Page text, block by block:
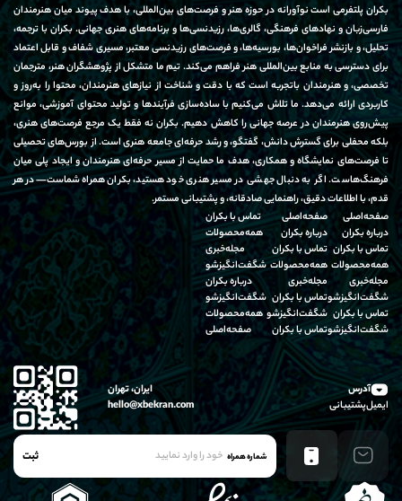
بکران پلتفرمی است نوآورانه در حوزه هنر و فرصت‌های بین‌المللی، با هدف پیوند میان هنرمندان
فارسی‌زبان و نهادهای فرهنگی، گالری‌ها، رزیدنسی‌ها و برنامه‌های هنری جهانی. بکران با ترجمه،
تحلیل، و بازنشر فراخوان‌ها، بورسیه‌ها، و فرصت‌های رزیدنسی معتبر، مسیری شفاف و قابل اعتماد
برای دسترسی به منابع بین‌المللی هنر فراهم می‌کند. تیم ما متشکل از پژوهشگران هنر، مترجمان
تخصصی، و هنرمندان باتجربه است که با دقت و شناخت از نیازهای هنرمندان، محتوا را به‌روز و
کاربردی ارائه می‌دهد. ما تلاش می‌کنیم با ساده‌سازی فرآیندها و تولید محتوای آموزشی، موانع
پیش‌روی هنرمندان در عرصه جهانی را کاهش دهیم. بکران نه فقط یک مرجع فرصت‌های هنری،
بلکه محفلی برای گسترش دانش، گفتگو، و رشد حرفه‌ای جامعه هنری است. از بورس‌های تحصیلی
تا فرصت‌های نمایشگاه و همکاری، هدف ما حمایت از مسیر حرفه‌ای هنرمندان و ایجاد پلی میان
فرهنگ‌هاست. اگر به دنبال جهشی در مسیر هنری خود هستید، بکران همراه شماست—در هر
قدم، با اطلاعات دقیق، راهنمایی صادقانه، و پشتیبانی مستمر.
صفحه‌اصلی
درباره‌ بکران
تماس‌ با‌ بکران
همه‌محصولات
مجله‌خبری
شگفت‌انگیز‌شو
تماس‌ با‌ بکران
شگفت‌انگیز‌شو
صفحه‌اصلی
درباره‌ بکران
تماس‌ با‌ بکران
همه‌محصولات
مجله‌خبری
تماس‌ با‌ بکران
شگفت‌انگیز‌شو
تماس‌ با‌ بکران
تماس‌ با‌ بکران
همه‌محصولات
مجله‌خبری
شگفت‌انگیز‌شو
درباره‌ بکران
شگفت‌انگیز‌شو
همه‌محصولات
صفحه‌اصلی
آدرس
ایران، تهران
ایمیل‌پشتیبانی
hello@xbekran.com
شماره همراه ثبت